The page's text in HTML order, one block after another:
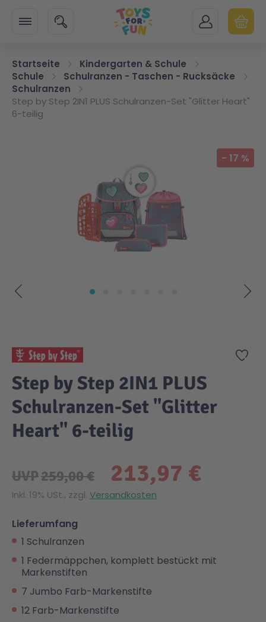
SUCHE MEIN KONTO
Startseite
Kindergarten & Schule
Schule
Schulranzen - Taschen - Rucksäcke
Schulranzen
Step by Step 2IN1 PLUS Schulranzen-Set "Glitter Heart"
6-teilig
- 17 %
Zur
Step by Step 2IN1 PLUS
Schulranzen-Set "Glitter
Heart" 6-teilig
213,97 €
UVP259,00 €
Inkl. 19% USt., zzgl. Versandkosten
Lieferumfang
1 Schulranzen
1 Federmäppchen, komplett bestückt mit
Markenstiften
7 Jumbo Farb-Markenstifte
12 Farb-Markenstifte